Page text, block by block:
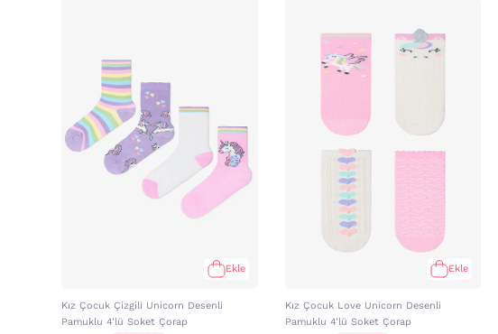
Ekle
Kız Çocuk Çizgili Unicorn Desenli
Pamuklu 4'lü Soket Çorap
Ekle
Kız Çocuk Love Unicorn Desenli
Pamuklu 4'lü Soket Çorap